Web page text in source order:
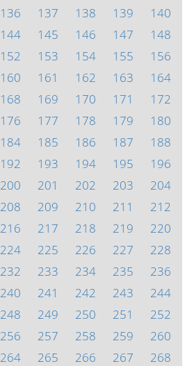
136 137 138 139
140
144 145 146 147
148
152 153 154 155
156
160 161 162 163
164
168 169 170 171
172
176 177 178 179
180
184 185 186 187
188
192 193 194 195
196
200 201 202 203
204
208 209 210 211
212
216 217 218 219
220
224 225 226 227
228
232 233 234 235
236
240 241 242 243
244
248 249 250 251
252
256 257 258 259
260
264 265 266 267
268